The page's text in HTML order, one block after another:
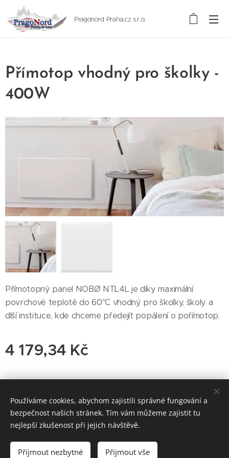
Pragonord Praha.cz s.r.o.
Přímotop vhodný pro školky -
400W
Přímotopný panel NOBØ NTL4L je díky maximální
povrchové teplotě do 60°C vhodný pro školky, školy a
dlší instituce, kde chceme předejít popálení o pořímotop.
4 179,34 Kč
Do košíku
© 2019 PragonordPraha.cz s.r.o. www.pixabay.com
By Eva
Cookies
Používáme cookies, abychom zajistili správné fungování a
bezpečnost našich stránek. Tím vám můžeme zajistit tu
nejlepší zkušenost při jejich návštěvě.
Přijmout nezbytné Přijmout vše